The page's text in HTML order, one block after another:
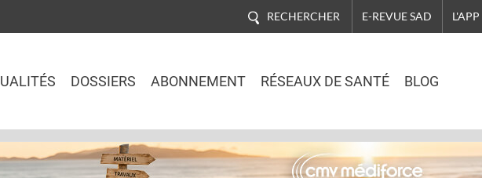
RECHERCHER E-REVUE SAD L'APP
DOSSIERS ABONNEMENT RÉSEAUX DE SANTÉ BLOG